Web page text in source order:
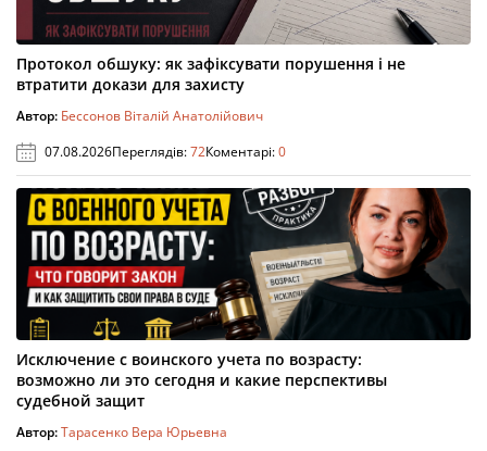
Протокол обшуку: як зафіксувати порушення і не
втратити докази для захисту
Автор: Бессонов Віталій Анатолійович
07.08.2026Переглядів:72Коментарі:0
Исключение с воинского учета по возрасту:
возможно ли это сегодня и какие перспективы
судебной защит
Автор:Тарасенко Вера Юрьевна